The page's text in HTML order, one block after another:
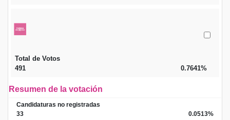
Total de Votos
491
0.7641%
Resumen de la votación
Candidaturas no registradas
33
0.0513%